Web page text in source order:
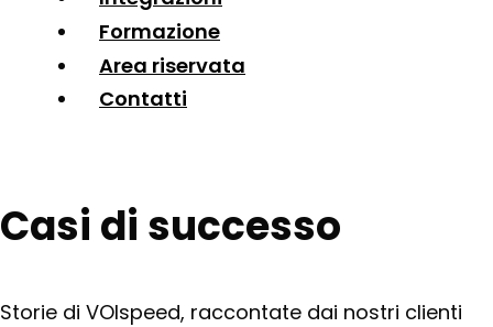
Formazione
Area riservata
Contatti
Casi di successo
Storie di VOIspeed, raccontate dai nostri clienti